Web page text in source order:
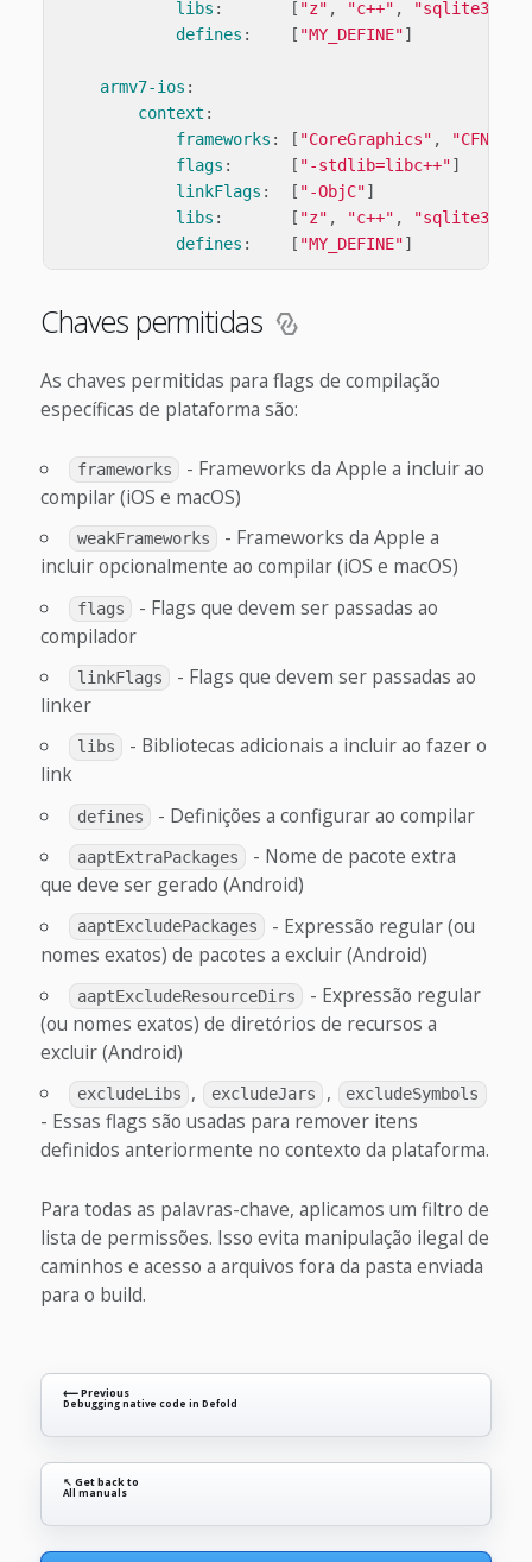
libs : [ "z" , "c++" , "sqlite3"
defines : [ "MY_DEFINE"]
armv7-ios :
context :
frameworks : [ "CoreGraphics" , "
flags : [ "-stdlib=libc++"]
linkFlags : [ "-ObjC"]
libs : [ "z" , "c++" , "sqlite3"
defines : [ "MY_DEFINE"]
Chaves permitidas
As chaves permitidas para flags de compilação
específicas de plataforma são:
frameworks
- Frameworks da Apple a incluir ao
compilar (iOS e macOS)
weakFrameworks
- Frameworks da Apple a
incluir opcionalmente ao compilar (iOS e macOS)
flags
- Flags que devem ser passadas ao
compilador
linkFlags
- Flags que devem ser passadas ao
linker
libs
- Bibliotecas adicionais a incluir ao fazer o
link
defines - Definições a configurar ao compilar
aaptExtraPackages
- Nome de pacote extra
que deve ser gerado (Android)
aaptExcludePackages
- Expressão regular (ou
nomes exatos) de pacotes a excluir (Android)
aaptExcludeResourceDirs
- Expressão regular
(ou nomes exatos) de diretórios de recursos a
excluir (Android)
excludeLibs , excludeJars , excludeSymbols
- Essas flags são usadas para remover itens
definidos anteriormente no contexto da plataforma.
Para todas as palavras-chave, aplicamos um filtro de
lista de permissões. Isso evita manipulação ilegal de
caminhos e acesso a arquivos fora da pasta enviada
para o build.
⟵ Previous
Debugging native code in Defold
↖ Get back to
All manuals